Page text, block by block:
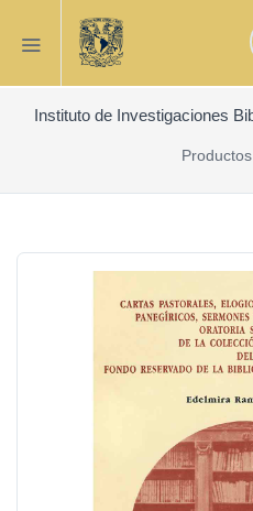
Instituto de Investigaciones
Productos